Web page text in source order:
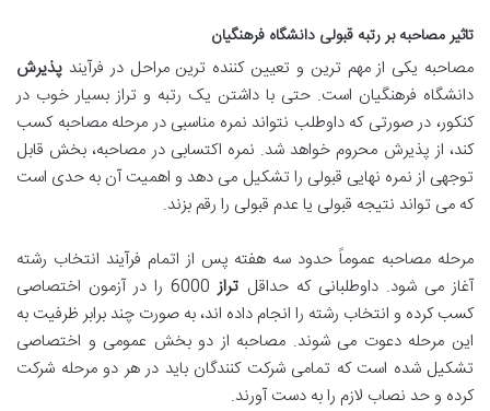
تاثیر مصاحبه بر رتبه قبولی دانشگاه فرهنگیان
مصاحبه یکی از مهم ترین و تعیین کننده ترین مراحل در فرآیند پذیرش
دانشگاه فرهنگیان است. حتی با داشتن یک رتبه و تراز بسیار خوب در
کنکور، در صورتی که داوطلب نتواند نمره مناسبی در مرحله مصاحبه کسب
کند، از پذیرش محروم خواهد شد. نمره اکتسابی در مصاحبه، بخش قابل
توجهی از نمره نهایی قبولی را تشکیل می دهد و اهمیت آن به حدی است
که می تواند نتیجه قبولی یا عدم قبولی را رقم بزند.
مرحله مصاحبه عموماً حدود سه هفته پس از اتمام فرآیند انتخاب رشته
آغاز می شود. داوطلبانی که حداقل تراز
6000 را در آزمون اختصاصی
کسب کرده و انتخاب رشته را انجام داده اند، به صورت چند برابر ظرفیت به
این مرحله دعوت می شوند. مصاحبه از دو بخش عمومی و اختصاصی
تشکیل شده است که تمامی شرکت کنندگان باید در هر دو مرحله شرکت
کرده و حد نصاب لازم را به دست آورند.